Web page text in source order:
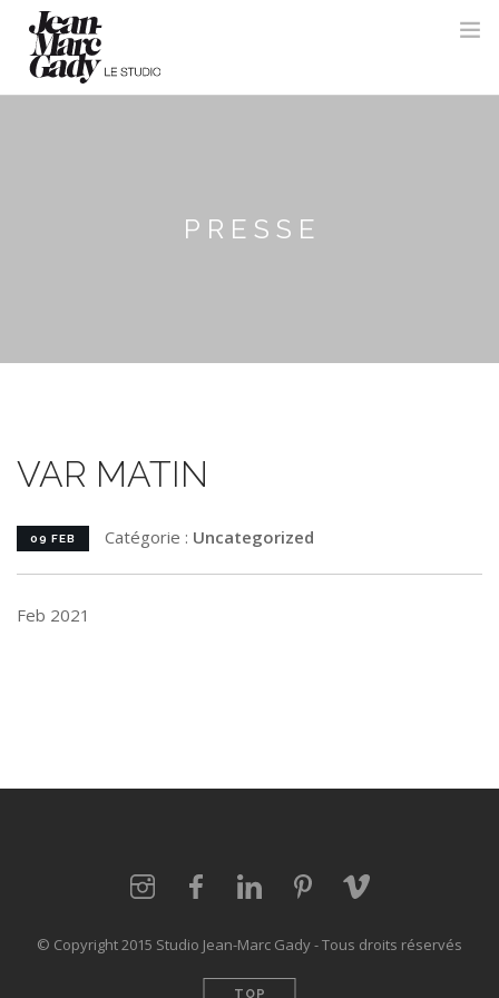
PRESSE
VAR MATIN
09 FEB Catégorie : Uncategorized
Feb 2021
© Copyright 2015 Studio Jean-Marc Gady - Tous droits réservés
TOP